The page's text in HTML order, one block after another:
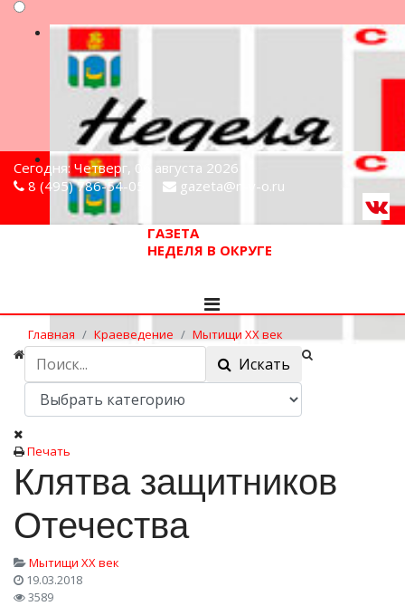
Сегодня: Четверг, 06 августа 2026
8 (495) 786-54-05
gazeta@n-v-o.ru
ГАЗЕТА
НЕДЕЛЯ В ОКРУГЕ
Главная Краеведение
Мытищи XX век
Клятва защитников Отечества
Искать
Печать
Клятва защитников
Отечества
Мытищи XX век
19.03.2018
3589